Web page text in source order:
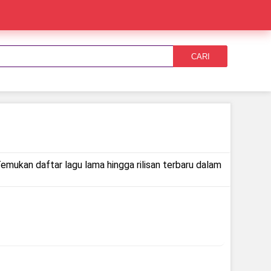
CARI
daftar lagu lama hingga rilisan terbaru dalam